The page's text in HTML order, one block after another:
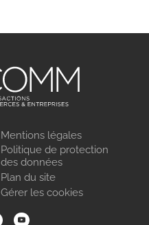
Mentions légales
Politique de protection
des données
Plan du site
Gérer les cookies